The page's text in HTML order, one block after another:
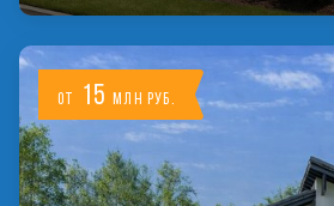
от 15млн руб.